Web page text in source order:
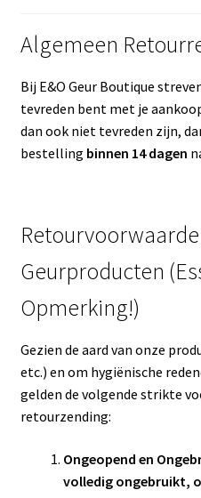
​Algemeen
​Bij E&O Geur Boutique
tevreden bent met je
dan ook niet tevreden zijn,
bestelling binnen 14 dagen
Geurproducten
Opmerking!)
​Gezien de aard van onze
etc.) en om hygiënische
gelden de volgende strikte
retourzending:
Ongeopend en
volledig ongebruikt,